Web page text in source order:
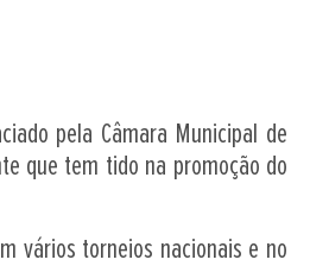
pela Câmara Municipal de
que tem tido na promoção do
vários torneios nacionais e no